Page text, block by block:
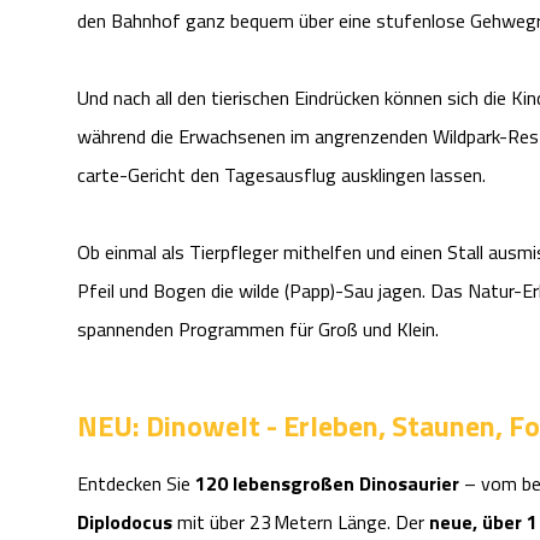
den Bahnhof ganz bequem über eine stufenlose
Und nach all den tierischen Eindrücken können sich die
während die Erwachsenen im angrenzenden Wildpark-
carte-Gericht den Tagesausflug ausklingen lassen.
Ob einmal als Tierpfleger mithelfen und einen Stall
Pfeil und Bogen die wilde (Papp)-Sau jagen. Das
spannenden Programmen für Groß und Klein.
NEU: Dinowelt - Erleben, Staunen,
Entdecken Sie 120 lebensgroßen Dinosaurier – vom
Diplodocusmit über 23 Metern Länge. Der neue, über